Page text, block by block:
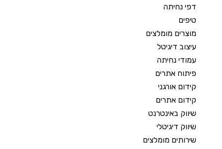
דפי נחיתה
טיפים
מוצרים מומלצים
עיצוב דיגיטל
עמודי נחיתה
פיתוח אתרים
קידום אורגני
קידום אתרים
שיווק באינטרנט
שיווק דיגיטלי
שירותים מומלצים